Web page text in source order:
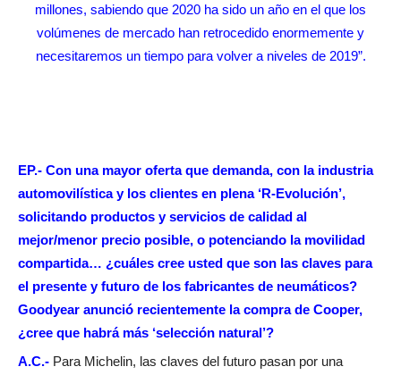
millones, sabiendo que 2020 ha sido un año en el que los
volúmenes de mercado han retrocedido enormemente y
necesitaremos un tiempo para volver a niveles de 2019”.
EP.- Con una mayor oferta que demanda, con la industria
automovilística y los clientes en plena ‘R-Evolución’,
solicitando productos y servicios de calidad al
mejor/menor precio posible, o potenciando la movilidad
compartida… ¿cuáles cree usted que son las claves para
el presente y futuro de los fabricantes de neumáticos?
Goodyear anunció recientemente la compra de Cooper,
¿cree que habrá más ‘selección natural’?
A.C.- Para Michelin, las claves del futuro pasan por una